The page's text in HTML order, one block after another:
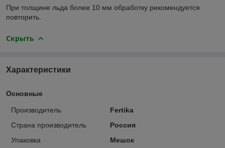
При толщине льда более 10 мм обработку рекомендуется
повторить.
Скрыть
Характеристики
Основные
Производитель
Fertika
Страна производитель
Россия
Упаковка
Мешок